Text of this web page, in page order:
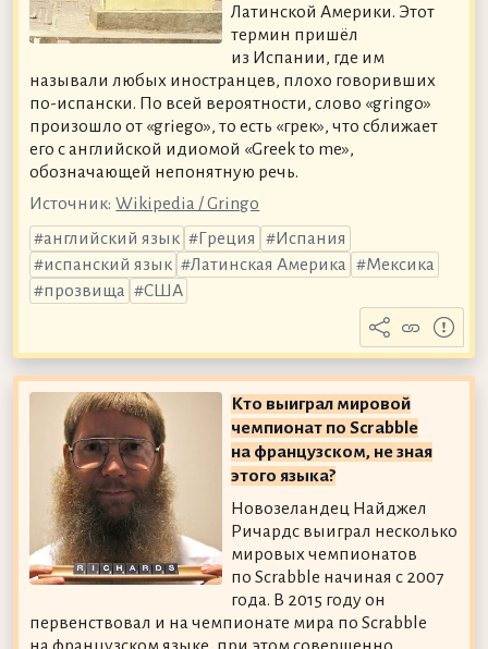
Латинской Америки. Этот
термин пришёл
из Испании, где им
называли любых иностранцев, плохо говоривших
по-испански. По всей вероятности, слово «gringo»
произошло от «griego», то есть «грек», что сближает
его с английской идиомой «Greek to me»,
обозначающей непонятную речь.
Источник: Wikipedia / Gringo
английский язык
Греция
Испания
испанский язык
Латинская Америка
Мексика
прозвища
США
Кто выиграл мировой
чемпионат по Scrabble
на французском, не зная
этого языка?
Новозеландец Найджел
Ричардс выиграл несколько
мировых чемпионатов
по Scrabble начиная с 2007
года. В 2015 году он
первенствовал и на чемпионате мира по Scrabble